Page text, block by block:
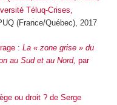
Téluq-Crises,
(France/Québec), 2017
: La « zone grise » du
au Sud et au Nord, par
ou droit ? de Serge